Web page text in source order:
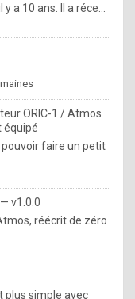
a 10 ans. Il a réce...
ORIC-1 / Atmos
équipé
pouvoir faire un petit
v1.0.0
réécrit de zéro
plus simple avec